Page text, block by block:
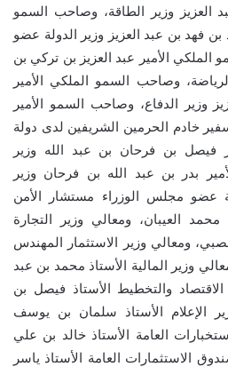
العزيز وزير الطاقة، وصاحب السمو
فهد بن عبد العزيز وزير الدولة عضو
الأمير عبد العزيز بن تركي بن
وصاحب السمو الملكي الأمير
وزير الدفاع، وصاحب السمو الأمير
خادم الحرمين الشريفين لدى دولة
فيصل بن فرحان بن عبد الله وزير
بدر بن عبد الله بن فرحان وزير
عضو مجلس الوزراء مستشار الأمن
العيبان، ومعالي وزير التجارة
ومعالي وزير الاستثمار المهندس
وزير المالية الأستاذ محمد بن عبد
والتخطيط الأستاذ فيصل بن
الإعلام الأستاذ سلمان بن يوسف
العامة الأستاذ خالد بن علي
الاستثمارات العامة الأستاذ ياسر